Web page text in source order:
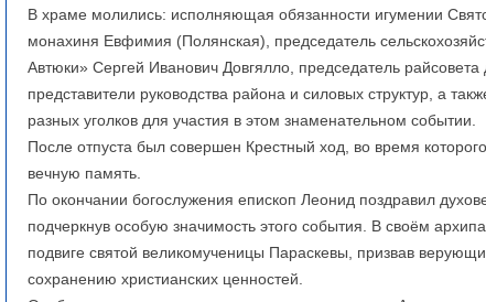
В храме молились: исполняющая обязанности игумении
монахиня Евфимия (Полянская), председатель
Автюки» Сергей Иванович Довгялло, председатель
представители руководства района и силовых структур, а
разных уголков для участия в этом знаменательном событии.
После отпуста был совершен Крестный ход, во время
вечную память.
По окончании богослужения епископ Леонид поздравил
подчеркнув особую значимость этого события. В своём
подвиге святой великомученицы Параскевы, призвав
сохранению христианских ценностей.